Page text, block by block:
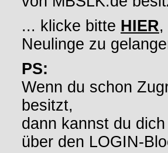
... klicke bitte HIER,
Neulinge zu
PS:
Wenn du schon
besitzt,
dann kannst du
über den LOGIN-